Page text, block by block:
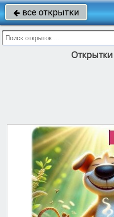
 все открытки